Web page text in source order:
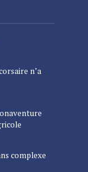
n’a
complexe